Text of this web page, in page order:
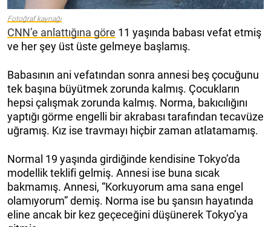
Fotoğraf kaynağı
CNN’e anlattığına göre 11 yaşında babası vefat etmiş
ve her şey üst üste gelmeye başlamış.
Babasının ani vefatından sonra annesi beş çocuğunu
tek başına büyütmek zorunda kalmış. Çocukların
hepsi çalışmak zorunda kalmış. Norma, bakıcılığını
yaptığı görme engelli bir akrabası tarafından tecavüze
uğramış. Kız ise travmayı hiçbir zaman atlatamamış.
Normal 19 yaşında girdiğinde kendisine Tokyo’da
modellik teklifi gelmiş. Annesi ise buna sıcak
bakmamış. Annesi, “Korkuyorum ama sana engel
olamıyorum” demiş. Norma ise bu şansın hayatında
eline ancak bir kez geçeceğini düşünerek Tokyo’ya